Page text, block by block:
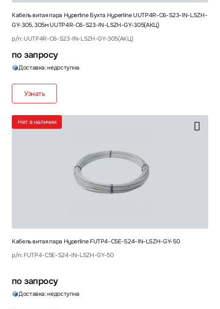
Кабель витая пара Hyperline Бухта Hyperline UUTP4R-C6-S23-IN-LSZH-
GY-305, 305м UUTP4R-C6-S23-IN-LSZH-GY-305(АКЦ)
p/n: UUTP4R-C6-S23-IN-LSZH-GY-305(АКЦ)
по запросу
Доставка: недоступна
Узнать
Кабель витая пара Hyperline FUTP4-C5E-S24-IN-LSZH-GY-50
p/n: FUTP4-C5E-S24-IN-LSZH-GY-50
по запросу
Доставка: недоступна
Нет в наличии